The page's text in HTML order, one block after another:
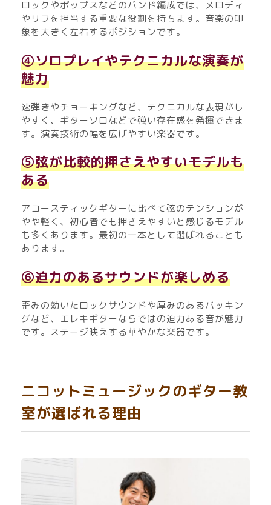
ロックやポップスなどのバンド編成では、メロディ
やリフを担当する重要な役割を持ちます。音楽の印
象を大きく左右するポジションです。
④ソロプレイやテクニカルな演奏が
魅力
速弾きやチョーキングなど、テクニカルな表現がし
やすく、ギターソロなどで強い存在感を発揮できま
す。演奏技術の幅を広げやすい楽器です。
⑤弦が比較的押さえやすいモデルも
ある
アコースティックギターに比べて弦のテンションが
やや軽く、初心者でも押さえやすいと感じるモデル
も多くあります。最初の一本として選ばれることも
あります。
⑥迫力のあるサウンドが楽しめる
歪みの効いたロックサウンドや厚みのあるバッキン
グなど、エレキギターならではの迫力ある音が魅力
です。ステージ映えする華やかな楽器です。
ニコットミュージックのギター教
室が選ばれる理由